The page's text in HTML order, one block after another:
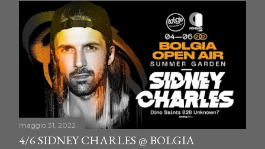
maggio 31, 2022
4/6 SIDNEY CHARLES @ BOLGIA